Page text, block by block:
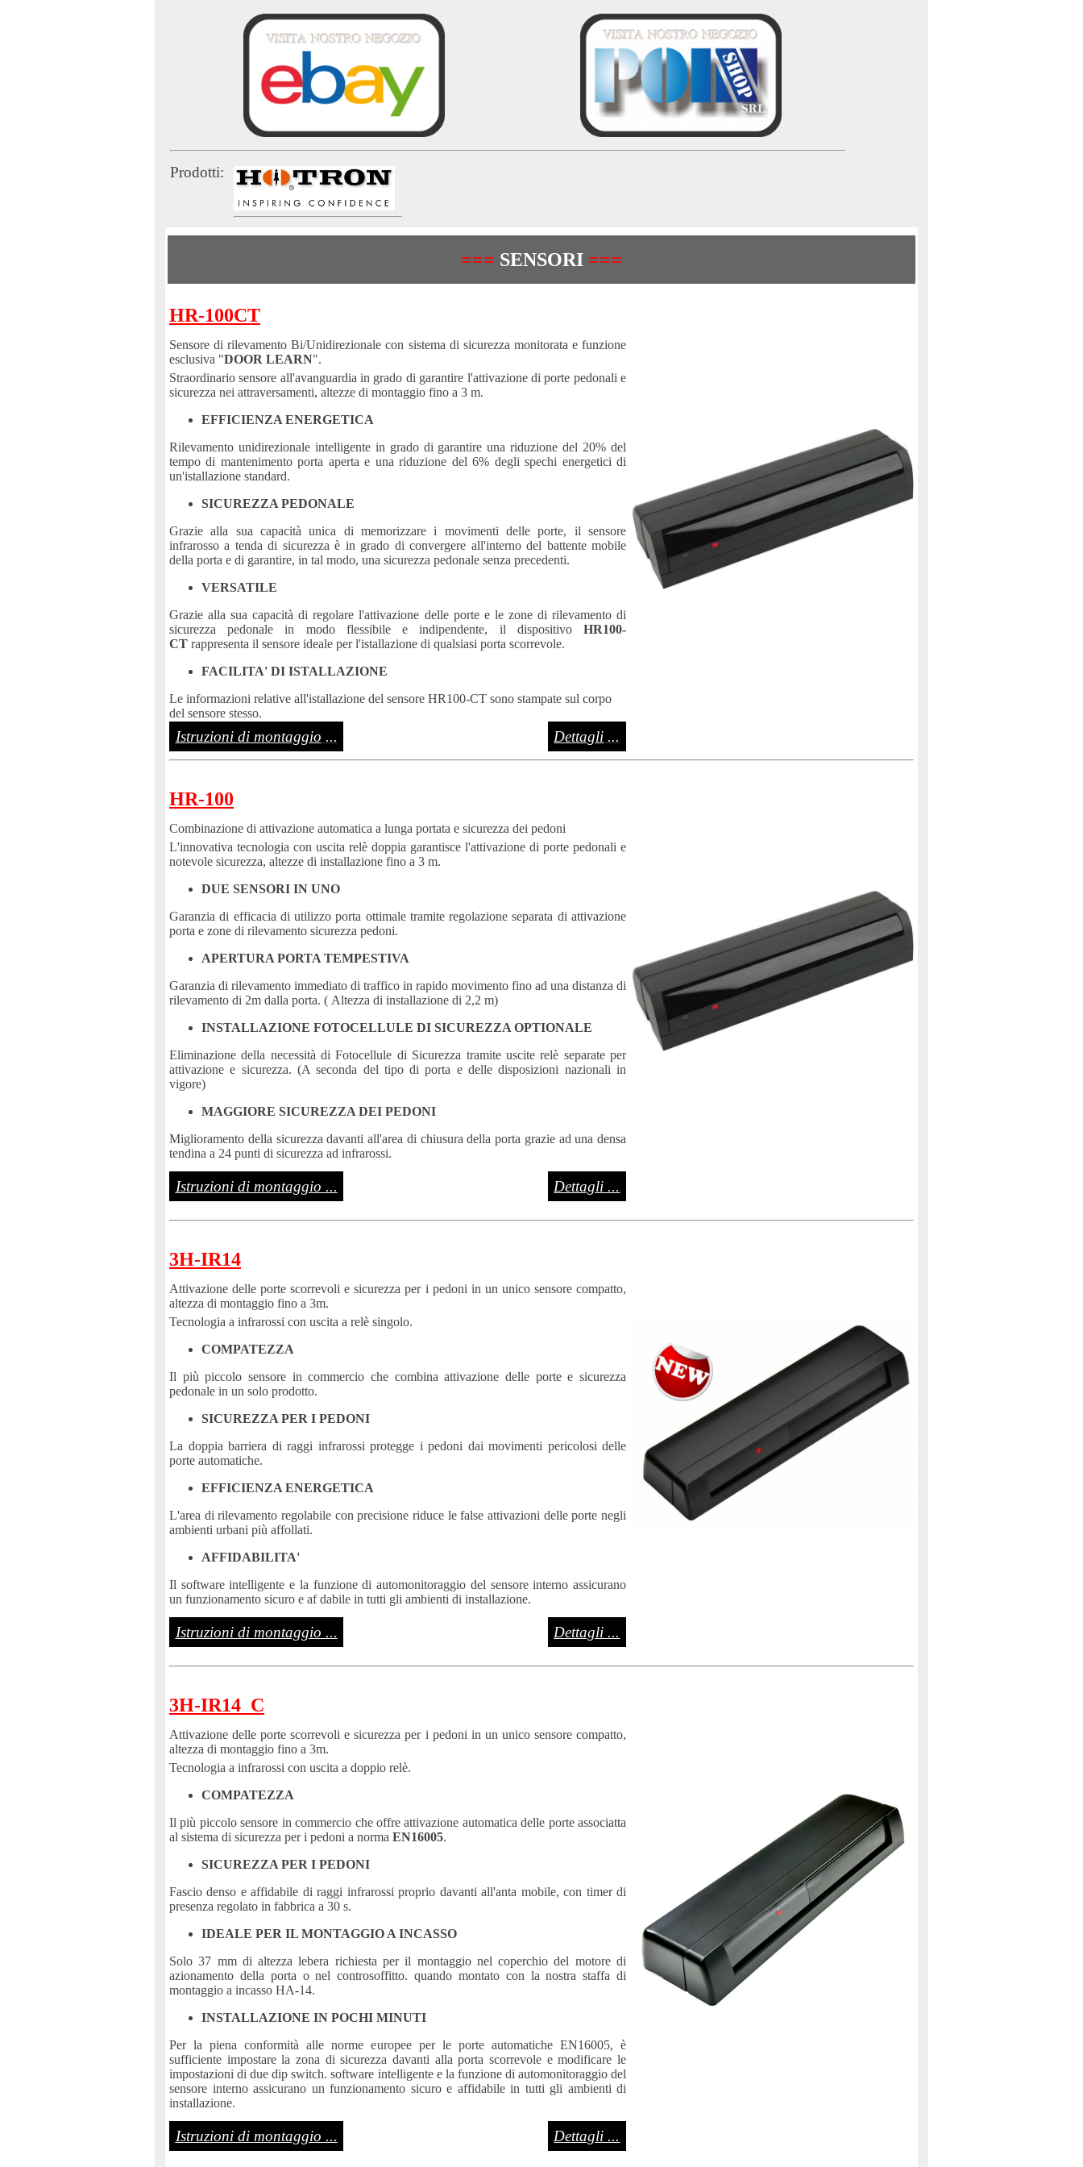
Prodotti:
=== SENSORI ===
HR-100CT
Sensore di rilevamento Bi/Unidirezionale con sistema di sicurezza monitorata e funzione
esclusiva "DOOR LEARN".
Straordinario sensore all'avanguardia in grado di garantire l'attivazione di porte pedonali e
sicurezza nei attraversamenti, altezze di montaggio fino a 3 m.
EFFICIENZA ENERGETICA
Rilevamento unidirezionale intelligente in grado di garantire una riduzione del 20% del
tempo di mantenimento porta aperta e una riduzione del 6% degli spechi energetici di
un'istallazione standard.
SICUREZZA PEDONALE
Grazie alla sua capacità unica di memorizzare i movimenti delle porte, il sensore
infrarosso a tenda di sicurezza è in grado di convergere all'interno del battente mobile
della porta e di garantire, in tal modo, una sicurezza pedonale senza precedenti.
VERSATILE
Grazie alla sua capacità di regolare l'attivazione delle porte e le zone di rilevamento di
sicurezza pedonale in modo flessibile e indipendente, il dispositivo HR100-
CT rappresenta il sensore ideale per l'istallazione di qualsiasi porta scorrevole.
FACILITA' DI ISTALLAZIONE
Le informazioni relative all'istallazione del sensore HR100-CT sono stampate sul corpo
del sensore stesso.
Istruzioni di montaggio ... Dettagli ...
HR-100
Combinazione di attivazione automatica a lunga portata e sicurezza dei pedoni
L'innovativa tecnologia con uscita relè doppia garantisce l'attivazione di porte pedonali e
notevole sicurezza, altezze di installazione fino a 3 m.
DUE SENSORI IN UNO
Garanzia di efficacia di utilizzo porta ottimale tramite regolazione separata di attivazione
porta e zone di rilevamento sicurezza pedoni.
APERTURA PORTA TEMPESTIVA
Garanzia di rilevamento immediato di traffico in rapido movimento fino ad una distanza di
rilevamento di 2m dalla porta. ( Altezza di installazione di 2,2 m)
INSTALLAZIONE FOTOCELLULE DI SICUREZZA OPTIONALE
Eliminazione della necessità di Fotocellule di Sicurezza tramite uscite relè separate per
attivazione e sicurezza. (A seconda del tipo di porta e delle disposizioni nazionali in
vigore)
MAGGIORE SICUREZZA DEI PEDONI
Miglioramento della sicurezza davanti all'area di chiusura della porta grazie ad una densa
tendina a 24 punti di sicurezza ad infrarossi.
Istruzioni di montaggio ... Dettagli ...
3H-IR14
Attivazione delle porte scorrevoli e sicurezza per i pedoni in un unico sensore compatto,
altezza di montaggio fino a 3m.
Tecnologia a infrarossi con uscita a relè singolo.
COMPATEZZA
Il più piccolo sensore in commercio che combina attivazione delle porte e sicurezza
pedonale in un solo prodotto.
SICUREZZA PER I PEDONI
La doppia barriera di raggi infrarossi protegge i pedoni dai movimenti pericolosi delle
porte automatiche.
EFFICIENZA ENERGETICA
L'area di rilevamento regolabile con precisione riduce le false attivazioni delle porte negli
ambienti urbani più affollati.
AFFIDABILITA'
Il software intelligente e la funzione di automonitoraggio del sensore interno assicurano
un funzionamento sicuro e af dabile in tutti gli ambienti di installazione.
Istruzioni di montaggio ... Dettagli ...
3H-IR14_C
Attivazione delle porte scorrevoli e sicurezza per i pedoni in un unico sensore compatto,
altezza di montaggio fino a 3m.
Tecnologia a infrarossi con uscita a doppio relè.
COMPATEZZA
Il più piccolo sensore in commercio che offre attivazione automatica delle porte associatta
al sistema di sicurezza per i pedoni a norma EN16005.
SICUREZZA PER I PEDONI
Fascio denso e affidabile di raggi infrarossi proprio davanti all'anta mobile, con timer di
presenza regolato in fabbrica a 30 s.
IDEALE PER IL MONTAGGIO A INCASSO
Solo 37 mm di altezza lebera richiesta per il montaggio nel coperchio del motore di
azionamento della porta o nel controsoffitto. quando montato con la nostra staffa di
montaggio a incasso HA-14.
INSTALLAZIONE IN POCHI MINUTI
Per la piena conformità alle norme europee per le porte automatiche EN16005, è
sufficiente impostare la zona di sicurezza davanti alla porta scorrevole e modificare le
impostazioni di due dip switch. software intelligente e la funzione di automonitoraggio del
sensore interno assicurano un funzionamento sicuro e affidabile in tutti gli ambienti di
installazione.
Istruzioni di montaggio ... Dettagli ...